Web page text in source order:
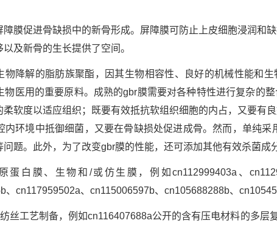
膜促进骨缺损中的新骨形成。屏障膜可防止上皮细胞浸润和
及新骨的生长提供了空间。
物降解的脂肪族聚酯，因其生物相容性、良好的机械性能和
物医用的重要原料。成熟的gbr膜需要对各种特性进行复杂的
软度以适应组织；既要有效抵抗软组织细胞的内占，又要有
内环境中抵御细菌，又要在骨缺损处促进成骨。然而，单纯采
题。此外，为了改变gbr膜的性能，还可添加其他有效杀菌成
白膜、生物和/或仿生膜，例如cn112999403a、
、cn117959502a、cn115006597b、cn105688288b、
丝工艺制备，例如cn116407688a公开的含有压电材料的多层